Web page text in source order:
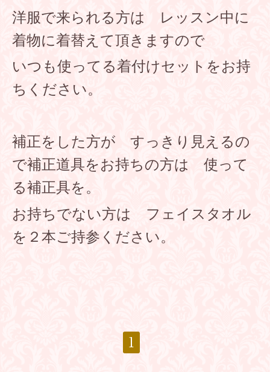
洋服で来られる方は レッスン中に
着物に着替えて頂きますので
いつも使ってる着付けセットをお持
ちください。
補正をした方が すっきり見えるの
で補正道具をお持ちの方は 使って
る補正具を。
お持ちでない方は フェイスタオル
を２本ご持参ください。
1